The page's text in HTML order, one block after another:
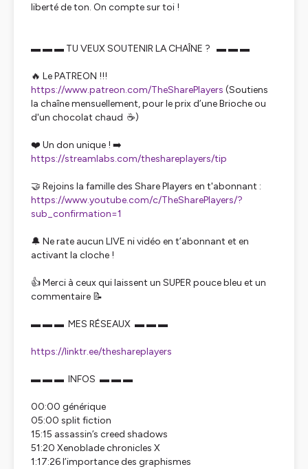
liberté de ton. On compte sur toi !
▬ ▬ ▬ TU VEUX SOUTENIR LA CHAÎNE ? ▬ ▬ ▬
🔥 Le PATREON !!!
https://www.patreon.com/TheSharePlayers (Soutiens
la chaîne mensuellement, pour le prix d’une Brioche ou
d'un chocolat chaud ☕️)
❤️ Un don unique ! ➡️
https://streamlabs.com/theshareplayers/tip
🤝 Rejoins la famille des Share Players en t'abonnant :
https://www.youtube.com/c/TheSharePlayers/?
sub_confirmation=1
🔔 Ne rate aucun LIVE ni vidéo en t’abonnant et en
activant la cloche !
👍 Merci à ceux qui laissent un SUPER pouce bleu et un
commentaire 📝
▬ ▬ ▬ MES RÉSEAUX ▬ ▬ ▬
https://linktr.ee/theshareplayers
▬ ▬ ▬ INFOS ▬ ▬ ▬
00:00 générique
05:00 split fiction
15:15 assassin’s creed shadows
51:20 Xenoblade chronicles X
1:17:26 l’importance des graphismes